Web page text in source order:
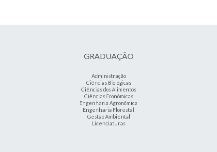
GRADUAÇÃO
Administração
Ciências Biológicas
Ciências dos Alimentos
Ciências Econômicas
Engenharia Agronômica
Engenharia Florestal
Gestão Ambiental
Licenciaturas